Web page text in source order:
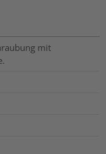
mit